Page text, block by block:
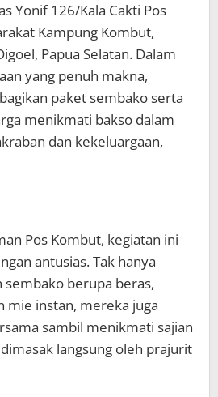
Yonif 126/Kala Cakti Pos
Kampung Kombut,
Papua Selatan. Dalam
yang penuh makna,
paket sembako serta
menikmati bakso dalam
dan kekeluargaan,
Pos Kombut, kegiatan ini
antusias. Tak hanya
berupa beras,
mie instan, mereka juga
sambil menikmati sajian
langsung oleh prajurit